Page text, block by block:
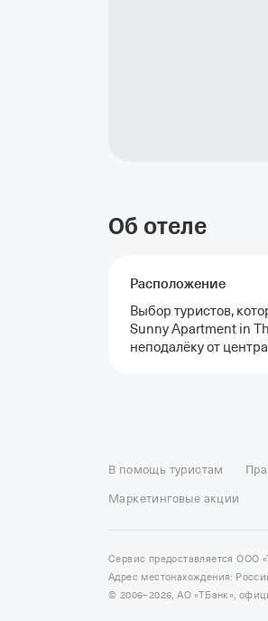
Об отеле
Расположение
Выбор туристов,
Sunny Apartment in
неподалёку от
Отель Космос в Москве
Отели в Сочи Отели в
В помощь туристам
Маркетинговые акции
Сервис предоставляется ООО
Адрес местонахождения:
© 2006–2026, АО «ТБанк»,